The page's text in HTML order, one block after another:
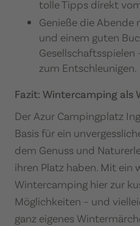
tolle Tipps direkt
Genieße die Abende
und einem guten
zum Entschleunigen.
Fazit: Wintercamping als
Der Azur Campingplatz
Basis für ein
dem Genuss und
ihren Platz haben. Mit ein
Wintercamping hier zur
Möglichkeiten – und
ganz eigenes